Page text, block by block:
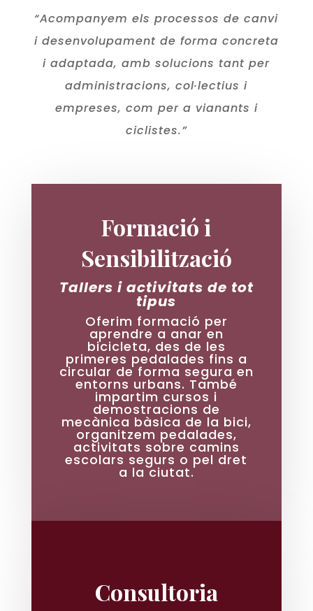
“Acompanyemels processos de canvi
i desenvolupament de forma concreta
i adaptada, amb solucions tantper
administracions, col·lectius i
empreses, com per a vianants i
ciclistes.”
Formació i
Sensibilització
Tallers i activitats de tot
tipus
Oferim formació per
aprendre a anar en
bicicleta, des de les
primeres pedalades fins a
circular de forma segura en
entorns urbans. També
impartim cursos i
demostracions de
mecànica bàsica de la bici,
organitzem pedalades,
activitats sobre camins
escolars segurs o pel dret
a la ciutat.
Consultoria